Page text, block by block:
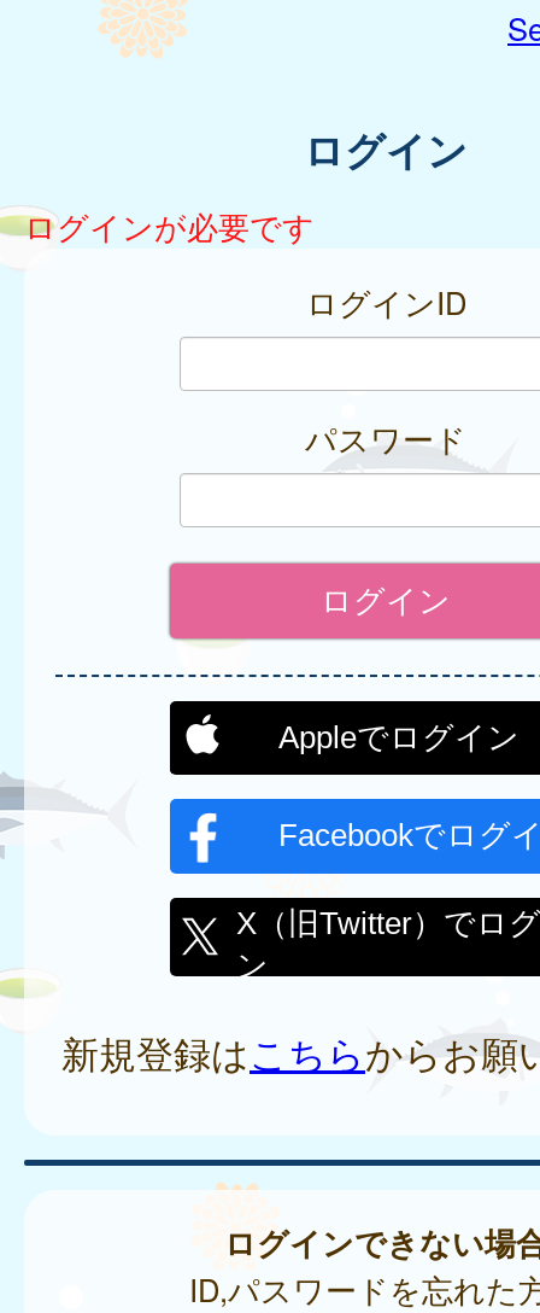
ログイン
ログインが必要です
ログインID
パスワード
Appleでログイン
Facebookでログ
X（旧Twitter）でロ
ン
新規登録はこちらからお願
ログインできない場
ID,パスワードを忘れた